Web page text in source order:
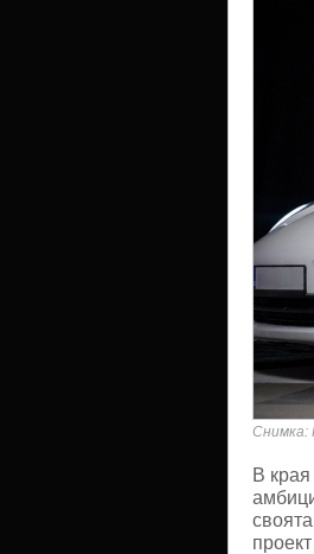
Снимка:
В